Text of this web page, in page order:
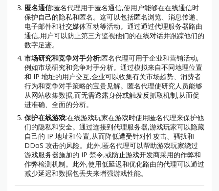
匿名通信:匿名代理用于匿名通信,使用户能够在在线通信时
保护自己的隐私和匿名。这可以包括匿名浏览、消息传递、
电子邮件和社交媒体互动等活动。通过通过代理服务器路由
通信,用户可以防止第三方监视他们的在线对话并跟踪他们的
数字足迹。
市场研究和竞争对手分析:匿名代理可用于企业和营销活动,
例如市场研究和竞争对手分析。通过模拟来自不同地理位置
和 IP 地址的用户交互,企业可以收集有关市场趋势、消费者
行为和竞争对手策略的宝贵见解。匿名代理使研究人员能够
从网站收集数据,而无需透露身份或触发反抓取机制,从而促
进准确、全面的分析。
保护在线游戏:在线游戏玩家在游戏时使用匿名代理来保护他
们的隐私和安全。通过连接到代理服务器,游戏玩家可以隐藏
自己的 IP 地址和位置,从而降低遭受针对性攻击、骚扰和
DDoS 攻击的风险。此外,匿名代理可以帮助游戏玩家绕过
游戏服务器施加的 IP 禁令,或防止游戏开发商采用的作弊和
作弊检测机制。此外,使用低延迟和优化路由的代理可以通过
减少延迟和数据包丢失来增强游戏性能。